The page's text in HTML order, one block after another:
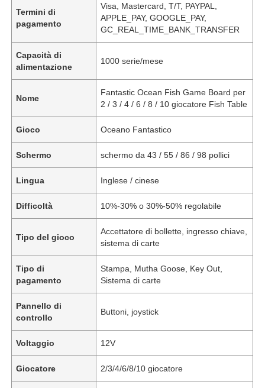
Termini di
pagamento
Visa, Mastercard, T/T, PAYPAL,
APPLE_PAY, GOOGLE_PAY,
GC_REAL_TIME_BANK_TRANSFER
Capacità di
alimentazione
1000 serie/mese
Nome
Fantastic Ocean Fish Game Board per
2 / 3 / 4 / 6 / 8 / 10 giocatore Fish Table
Gioco Oceano Fantastico
Schermo schermo da 43 / 55 / 86 / 98 pollici
Lingua Inglese / cinese
Difficoltà 10%-30% o 30%-50% regolabile
Tipo del gioco
Accettatore di bollette, ingresso chiave,
sistema di carte
Tipo di
pagamento
Stampa, Mutha Goose, Key Out,
Sistema di carte
Pannello di
controllo
Buttoni, joystick
Voltaggio 12V
Giocatore 2/3/4/6/8/10 giocatore